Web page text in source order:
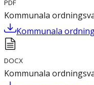
PDF
Kommunala
Kommunala
DOCX
Kommunala